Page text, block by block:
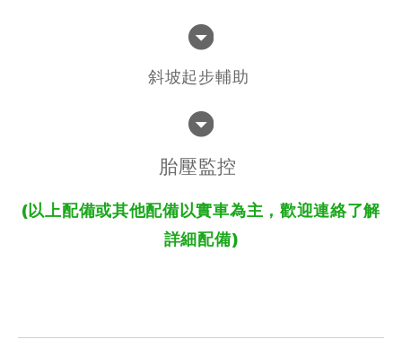
斜坡起步輔助
胎壓監控
(以上配備或其他配備以實車為主，歡迎連絡了解
詳細配備)